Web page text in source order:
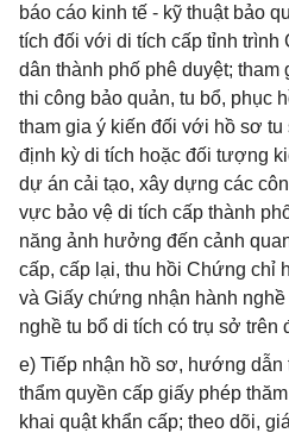
báo cáo kinh tế - kỹ thuật bảo
tích đối với di tích cấp tỉnh trình
dân thành phố phê duyệt; tham
thi công bảo quản, tu bổ, phục
tham gia ý kiến đối với hồ sơ
định kỳ di tích hoặc đối tượng
dự án cải tạo, xây dựng các
vực bảo vệ di tích cấp thành
năng ảnh hưởng đến cảnh
cấp, cấp lại, thu hồi Chứng chỉ
và Giấy chứng nhận hành
nghề tu bổ di tích có trụ sở trên
e) Tiếp nhận hồ sơ, hướng dẫn
thẩm quyền cấp giấy phép
khai quật khẩn cấp; theo dõi,